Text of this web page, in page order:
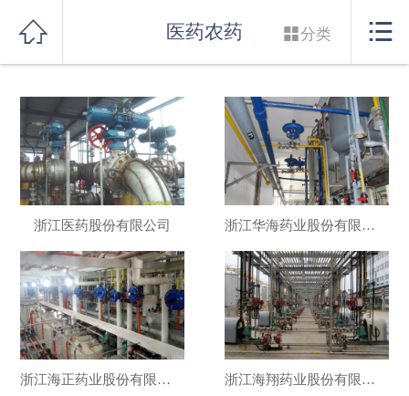
实力良盛
产品系列
行业解决方案
服务支持
联系我们
 医药农药 分类 
浙江医药股份有限公司 浙江华海药业股份有限公司
浙江海正药业股份有限公司 浙江海翔药业股份有限公司